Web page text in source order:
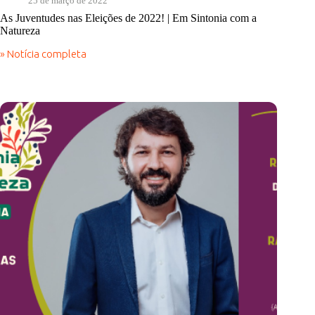
As Juventudes nas Eleições de 2022! | Em Sintonia com a
Natureza
» Notícia completa
As
de
2022!
|
Em
Sintonia
com
a
Natureza